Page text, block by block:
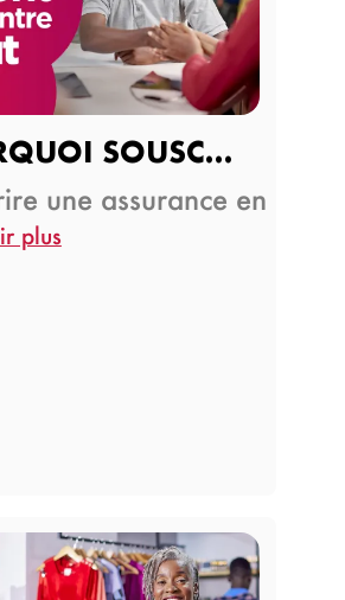
POURQUOI SOUSCRIRE UNE…
une assurance en
plus